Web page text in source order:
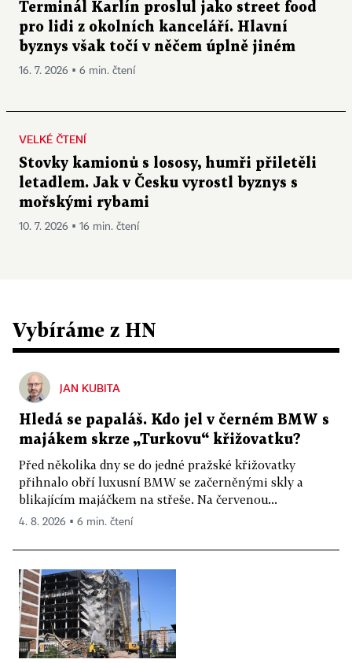
Terminál Karlín proslul jako street food
pro lidi z okolních kanceláří. Hlavní
byznys však točí v něčem úplně jiném
16. 7. 2026 ▪ 6 min. čtení
VELKÉ ČTENÍ
Stovky kamionů s lososy, humři přiletěli
letadlem. Jak v Česku vyrostl byznys s
mořskými rybami
10. 7. 2026 ▪ 16 min. čtení
Vybíráme z HN
JAN KUBITA
Hledá se papaláš. Kdo jel v černém BMW s
majákem skrze „Turkovu“ křižovatku?
Před několika dny se do jedné pražské křižovatky
přihnalo obří luxusní BMW se začerněnými skly a
blikajícím majáčkem na střeše. Na červenou...
4. 8. 2026 ▪ 6 min. čtení